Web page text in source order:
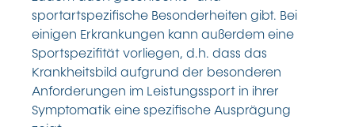
sportartspezifische Besonderheiten gibt. Bei
einigen Erkrankungen kann außerdem eine
Sportspezifität vorliegen, d.h. dass das
Krankheitsbild aufgrund der besonderen
Anforderungen im Leistungssport in ihrer
Symptomatik eine spezifische Ausprägung